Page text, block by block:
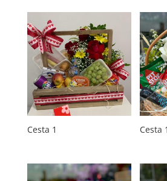
Cesta 1 Cesta